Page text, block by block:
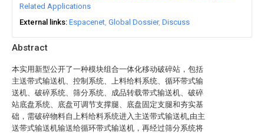
Abstract
本实用新型公开了一种模块组合一体化移动破碎站，包括
主送带式输送机、控制系统、上料给料系统、循环带式输
送机、破碎系统、筛分系统、成品转载带式输送机、破碎
站底盘系统、底盘可调节支撑腿、底盘固定支腿和夯实基
础，需破碎物料自上料给料系统进入主送带式输送机,由主
送带式输送机输送给循环带式输送机，再经过筛分系统将
Related Applications
External links Espacenet Global Dossier Discuss